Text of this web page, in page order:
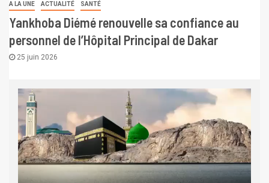
A LA UNE ACTUALITÉ SANTÉ
Yankhoba Diémé renouvelle sa confiance au
personnel de l’Hôpital Principal de Dakar
25 juin 2026